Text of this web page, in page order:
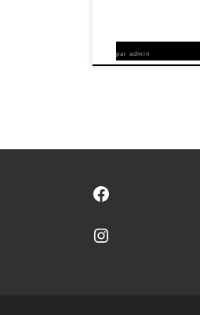
par admin
Facebook
Instagram